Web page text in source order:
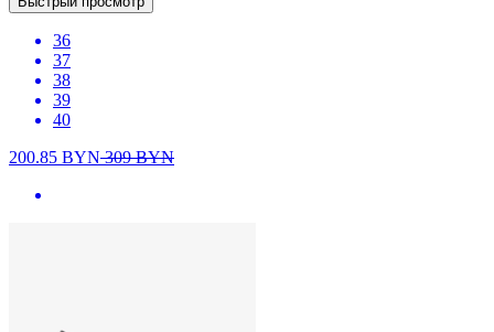
36
37
38
39
40
200.85 BYN309BYN